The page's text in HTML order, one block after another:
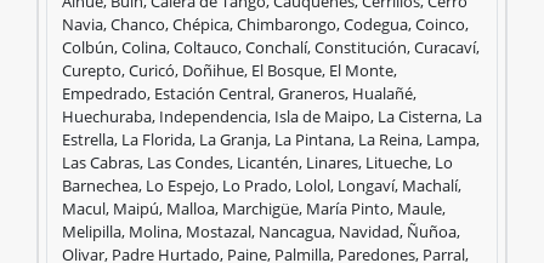
$1.500.000.000
Beneficiarios Comunas
Navia, Chanco, Chépica, Chimbarongo, Codegua, Coinco,
Colbún, Colina, Coltauco, Conchalí, Constitución, Curacaví,
Curepto, Curicó, Doñihue, El Bosque, El Monte,
Empedrado, Estación Central, Graneros, Hualañé,
Huechuraba, Independencia, Isla de Maipo, La Cisterna, La
Estrella, La Florida, La Granja, La Pintana, La Reina, Lampa,
Las Cabras, Las Condes, Licantén, Linares, Litueche, Lo
Barnechea, Lo Espejo, Lo Prado, Lolol, Longaví, Machalí,
Macul, Maipú, Malloa, Marchigüe, María Pinto, Maule,
Melipilla, Molina, Mostazal, Nancagua, Navidad, Ñuñoa,
Olivar, Padre Hurtado, Paine, Palmilla, Paredones, Parral,